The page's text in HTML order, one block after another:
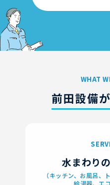
WHAT
前田設備
水まわり
（キッチン、お風呂、
給湯器、エ